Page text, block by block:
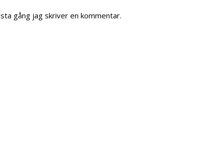
gång jag skriver en kommentar.